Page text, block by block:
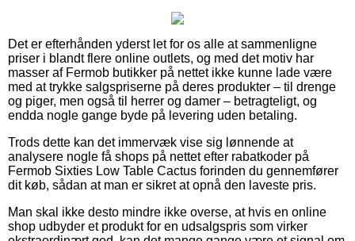
Det er efterhånden yderst let for os alle at sammenligne
priser i blandt flere online outlets, og med det motiv har
masser af Fermob butikker på nettet ikke kunne lade være
med at trykke salgspriserne på deres produkter – til drenge
og piger, men også til herrer og damer – betragteligt, og
endda nogle gange byde på levering uden betaling.
Trods dette kan det immervæk vise sig lønnende at
analysere nogle få shops på nettet efter rabatkoder på
Fermob Sixties Low Table Cactus forinden du gennemfører
dit køb, sådan at man er sikret at opnå den laveste pris.
Man skal ikke desto mindre ikke overse, at hvis en online
shop udbyder et produkt for en udsalgspris som virker